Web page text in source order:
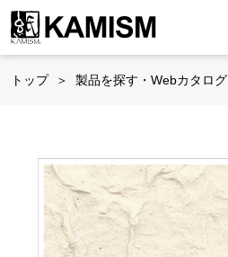
トップ 製品を探す・Webカタログ